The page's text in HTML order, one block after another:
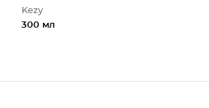
Kezy
300 мл